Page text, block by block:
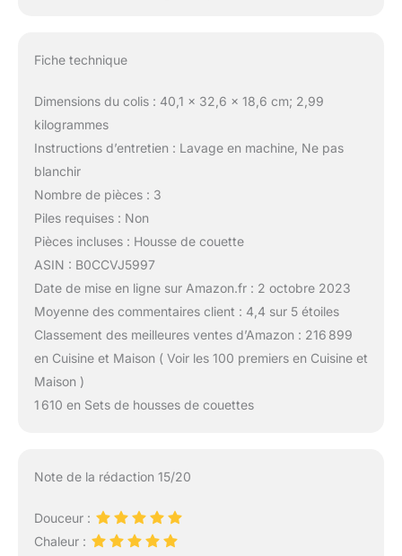
Fiche technique
Dimensions du colis : 40,1 x 32,6 x 18,6 cm; 2,99
kilogrammes
Instructions d’entretien : Lavage en machine, Ne pas
blanchir
Nombre de pièces : 3
Piles requises : Non
Pièces incluses : Housse de couette
ASIN : B0CCVJ5997
Date de mise en ligne sur Amazon.fr : 2 octobre 2023
Moyenne des commentaires client : 4,4 sur 5 étoiles
Classement des meilleures ventes d’Amazon : 216 899
en Cuisine et Maison ( Voir les 100 premiers en Cuisine et
Maison )
1 610 en Sets de housses de couettes
Note de la rédaction 15/20
Douceur :
Chaleur :